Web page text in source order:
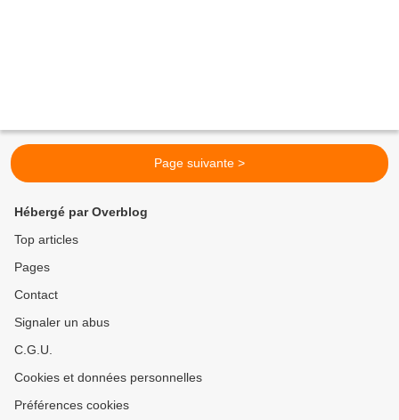
Page suivante >
Hébergé par Overblog
Top articles
Pages
Contact
Signaler un abus
C.G.U.
Cookies et données personnelles
Préférences cookies